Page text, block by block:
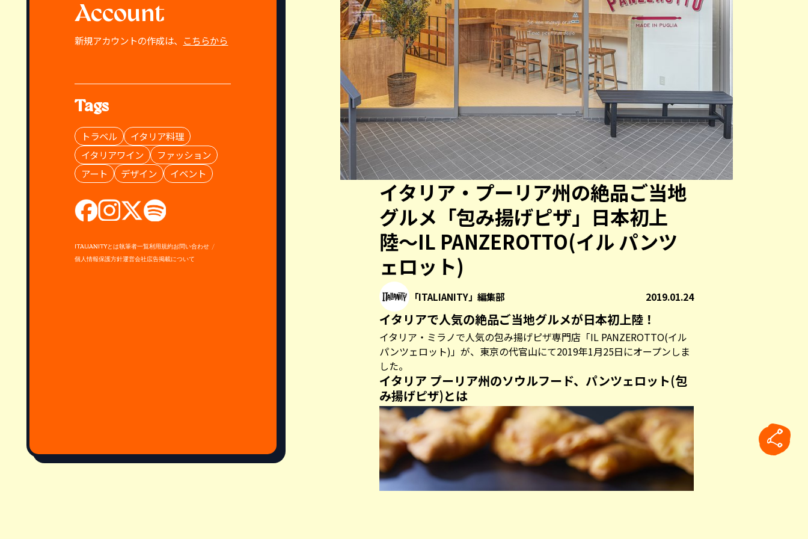
Account
新規アカウントの作成は、 こちらから
Tags
トラベル
イタリア料理
イタリアワイン
ファッション
アート
デザイン イベント
ITALIANITYとは執筆者一覧利用規約お問い合わせ
個人情報保護方針運営会社広告掲載について
イタリア・プーリア州の絶品ご当地
グルメ「包み揚げピザ」日本初上
陸〜IL PANZEROTTO(イル パンツ
ェロット)
「ITALIANITY」編集部 2019.01.24
イタリアで人気の絶品ご当地グルメが日本初上陸！
イタリア・ミラノで人気の包み揚げピザ専門店「IL PANZEROTTO(イル
パンツェロット)」が、東京の代官山にて2019年1月25日にオープンしま
した。
イタリア プーリア州のソウルフード、パンツェロット(包
み揚げピザ)とは